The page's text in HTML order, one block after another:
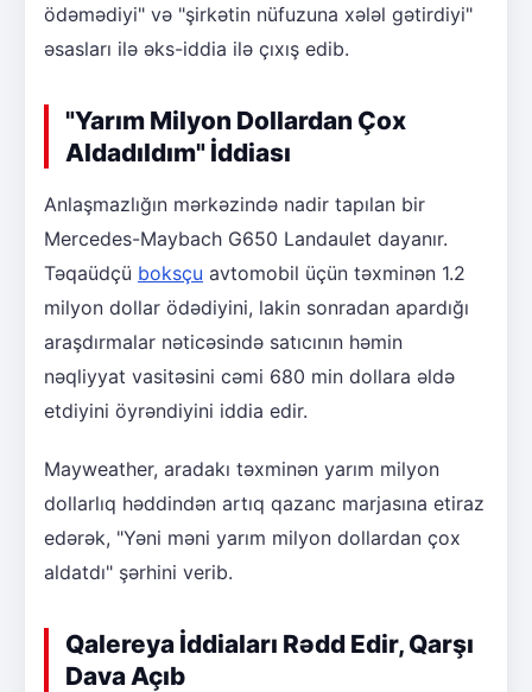
ödəmədiyi" və "şirkətin nüfuzuna xələl gətirdiyi"
əsasları ilə əks-iddia ilə çıxış edib.
"Yarım Milyon Dollardan Çox
Aldadıldım" İddiası
Anlaşmazlığın mərkəzində nadir tapılan bir
Mercedes-Maybach G650 Landaulet dayanır.
Təqaüdçü boksçu avtomobil üçün təxminən 1.2
milyon dollar ödədiyini, lakin sonradan apardığı
araşdırmalar nəticəsində satıcının həmin
nəqliyyat vasitəsini cəmi 680 min dollara əldə
etdiyini öyrəndiyini iddia edir.
Mayweather, aradakı təxminən yarım milyon
dollarlıq həddindən artıq qazanc marjasına etiraz
edərək, "Yəni məni yarım milyon dollardan çox
aldatdı" şərhini verib.
Qalereya İddiaları Rədd Edir, Qarşı
Dava Açıb